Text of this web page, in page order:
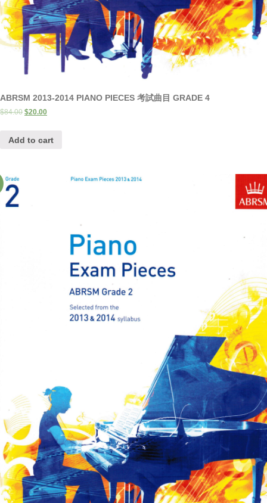
ABRSM 2013-2014 PIANO PIECES 考試曲目 GRADE 4
$84.00 $20.00
Add to cart